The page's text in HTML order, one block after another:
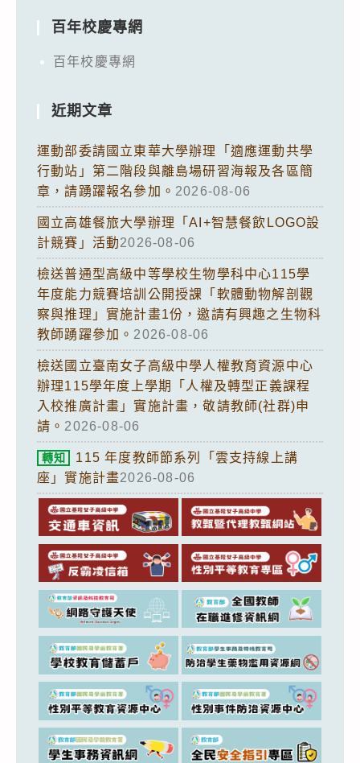
百年校慶專網
百年校慶專網
近期文章
運動部委請國立東華大學辦理「適應運動共學
行動站」第二階段與離島場研習海報及各區簡
章，請踴躍報名參加。 2026-08-06
國立高雄餐旅大學辦理「AI+智慧餐飲LOGO設
計競賽」活動2026-08-06
檢送普通型高級中等學校生物學科中心115學
年度能力競賽培訓公開授課「軟體動物解剖觀
察與推理」實施計畫1份，邀請有興趣之生物科
教師踴躍參加。 2026-08-06
檢送國立臺南女子高級中學人權教育資源中心
辦理115學年度上學期「人權及轉型正義課程
入校推廣計畫」實施計畫，敬請教師(社群)申
請。 2026-08-06
轉知
115 年度教師節系列「雲支持線上講
座」實施計畫2026-08-06